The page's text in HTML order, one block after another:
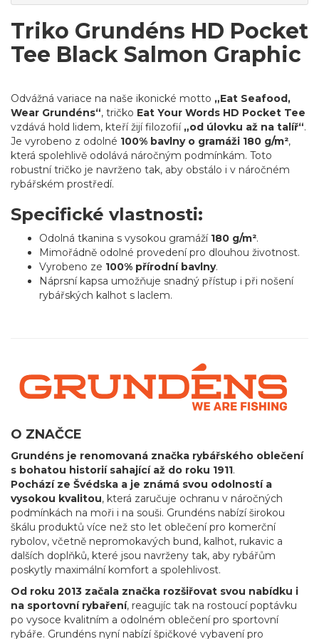
Triko Grundéns HD Pocket
Tee Black Salmon Graphic
Odvážná variace na naše ikonické motto „Eat Seafood,
Wear Grundéns“, tričko Eat Your Words HD Pocket Tee
vzdává hold lidem, kteří žijí filozofií „od úlovku až na talíř“.
Je vyrobeno z odolné 100% bavlny o gramáži 180 g/m²,
která spolehlivě odolává náročným podmínkám. Toto
robustní tričko je navrženo tak, aby obstálo i v náročném
rybářském prostředí.
Specifické vlastnosti:
Odolná tkanina s vysokou gramáží 180 g/m².
Mimořádně odolné provedení pro dlouhou životnost.
Vyrobeno ze 100% přírodní bavlny.
Náprsní kapsa umožňuje snadný přístup i při nošení
rybářských kalhot s laclem.
O ZNAČCE
Grundéns je renomovaná značka rybářského oblečení
s bohatou historií sahající až do roku 1911.
Pochází ze Švédska a je známá svou odolností a
vysokou kvalitou, která zaručuje ochranu v náročných
podmínkách na moři i na souši. Grundéns nabízí širokou
škálu produktů více než sto let oblečení pro komerční
rybolov, včetně nepromokavých bund, kalhot, rukavic a
dalších doplňků, které jsou navrženy tak, aby rybářům
poskytly maximální komfort a spolehlivost.
Od roku 2013 začala značka rozšiřovat svou nabídku i
na sportovní rybaření, reagujíc tak na rostoucí poptávku
po vysoce kvalitním a odolném oblečení pro sportovní
rybáře. Grundéns nyní nabízí špičkové vybavení pro